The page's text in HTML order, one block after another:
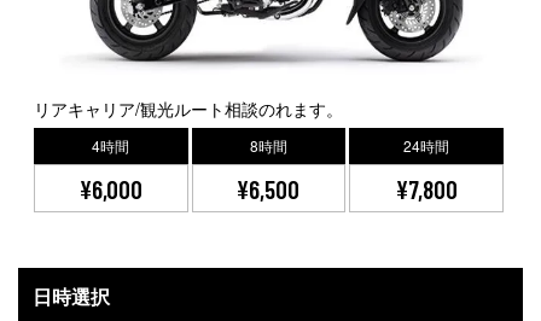
リアキャリア/観光ルート相談のれます。
4時間
¥6,000
8時間
¥6,500
24時間
¥7,800
日時選択